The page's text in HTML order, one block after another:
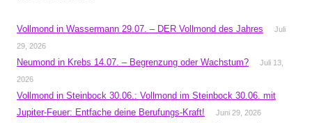
Vollmond in Wassermann 29.07. – DER Vollmond des Jahres
Juli
29, 2026
Neumond in Krebs 14.07. – Begrenzung oder Wachstum?
Juli 13,
2026
Vollmond in Steinbock 30.06.: Vollmond im Steinbock 30.06. mit
Jupiter-Feuer: Entfache deine Berufungs-Kraft!
Juni 29, 2026